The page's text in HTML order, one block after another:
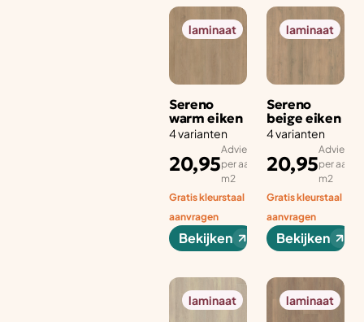
laminaat
Sereno
warm eiken
4 varianten
20,95
Adviesprijs
per aantal
m2
Gratis kleurstaal
aanvragen
Bekijken
laminaat
Sereno
beige eiken
4 varianten
20,95per aantal
m2
Gratis kleurstaal
aanvragen
Bekijken
laminaat laminaat